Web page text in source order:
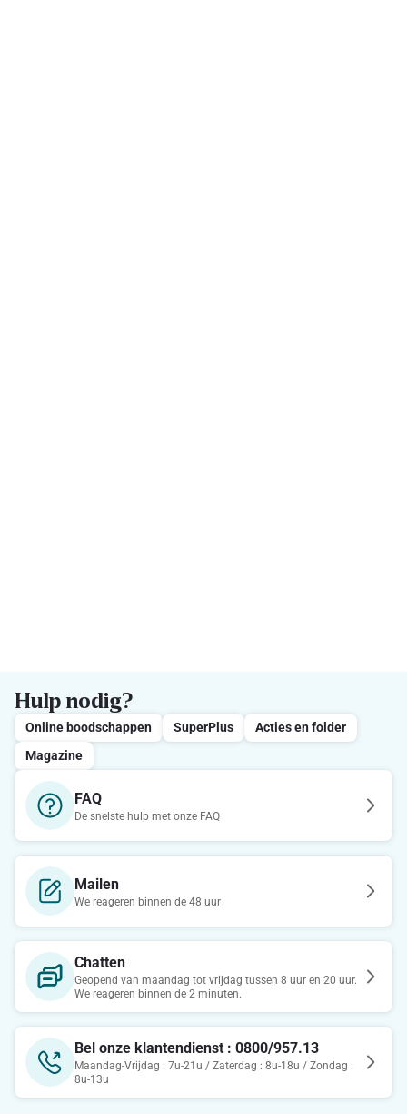
Hulp nodig?
Online boodschappen SuperPlus
Acties en folder
Magazine
FAQ
De snelste hulp met onze FAQ
Mailen
We reageren binnen de 48 uur
Chatten
Geopend van maandag tot vrijdag tussen 8 uur en 20 uur.
We reageren binnen de 2 minuten.
Bel onze klantendienst : 0800/957.13
Maandag-Vrijdag : 7u-21u / Zaterdag : 8u-18u / Zondag :
8u-13u